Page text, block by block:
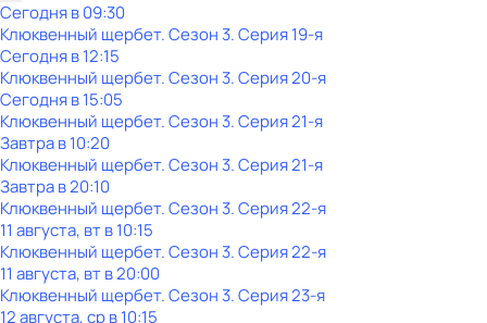
Сегодня в 09:30
Клюквенный щербет. Сезон 3. Серия 19-я
Сегодня в 12:15
Клюквенный щербет. Сезон 3. Серия 20-я
Сегодня в 15:05
Клюквенный щербет. Сезон 3. Серия 21-я
Завтра в 10:20
Клюквенный щербет. Сезон 3. Серия 21-я
Завтра в 20:10
Клюквенный щербет. Сезон 3. Серия 22-я
11 августа, вт в 10:15
Клюквенный щербет. Сезон 3. Серия 22-я
11 августа, вт в 20:00
Клюквенный щербет. Сезон 3. Серия 23-я
12 августа, ср в 10:15